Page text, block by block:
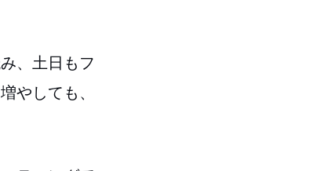
、土日もフ
やしても、